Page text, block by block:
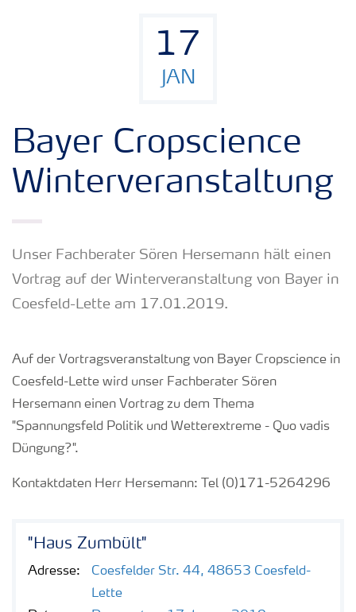
17
JAN
Bayer Cropscience
Winterveranstaltung
Unser Fachberater Sören Hersemann hält einen
Vortrag auf der Winterveranstaltung von Bayer in
Coesfeld-Lette am 17.01.2019.
Auf der Vortragsveranstaltung von Bayer Cropscience in
Coesfeld-Lette wird unser Fachberater Sören
Hersemann einen Vortrag zu dem Thema
"Spannungsfeld Politik und Wetterextreme - Quo vadis
Düngung?".
Kontaktdaten Herr Hersemann: Tel (0)171-5264296
"Haus Zumbült"
Adresse:
Coesfelder Str. 44, 48653 Coesfeld-
Lette